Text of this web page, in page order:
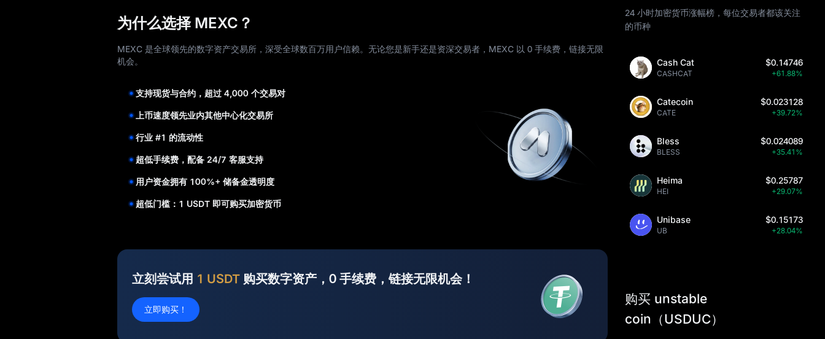
为什么选择 MEXC？
MEXC 是全球领先的数字资产交易所，深受全球数百万用户信赖。无论您是新手还是资深交易者，MEXC 以 0 手续费，链接无限
机会。
支持现货与合约，超过 4,000 个交易对
上币速度领先业内其他中心化交易所
行业 #1 的流动性
超低手续费，配备 24/7 客服支持
用户资金拥有 100%+ 储备金透明度
超低门槛：1 USDT 即可购买加密货币
立刻尝试用 1 USDT 购买数字资产，0 手续费，链接无限机会！
立即购买！
24 小时加密货币涨幅榜，每位交易者都该关注
的币种
Cash Cat
CASHCAT
$0.14746
+61.88%
Catecoin
CATE
$0.023128
+39.72%
Bless
BLESS
$0.024089
+35.41%
Heima
HEI
$0.25787
+29.07%
Unibase
UB
$0.15173
+28.04%
购买 unstable
coin（USDUC）